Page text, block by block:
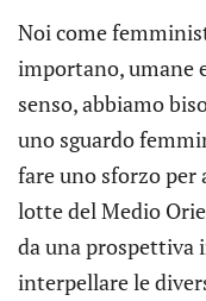
Noi come
importano, umane
senso, abbiamo
uno sguardo
fare uno sforzo per
lotte del Medio
da una prospettiva
interpellare le